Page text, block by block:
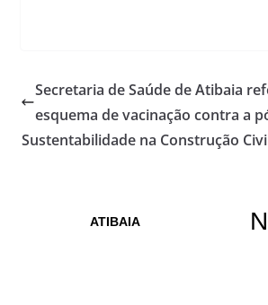
Secretaria de Saúde de Atibaia
esquema de vacinação contra a
Sustentabilidade na Construção